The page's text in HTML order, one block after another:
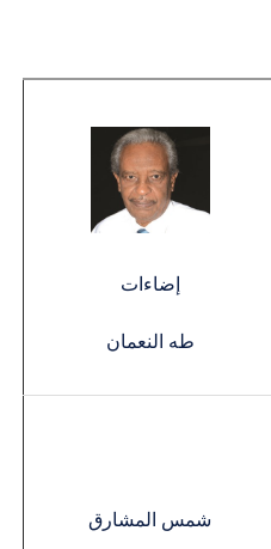
إضاءات
طه النعمان
شمس المشارق